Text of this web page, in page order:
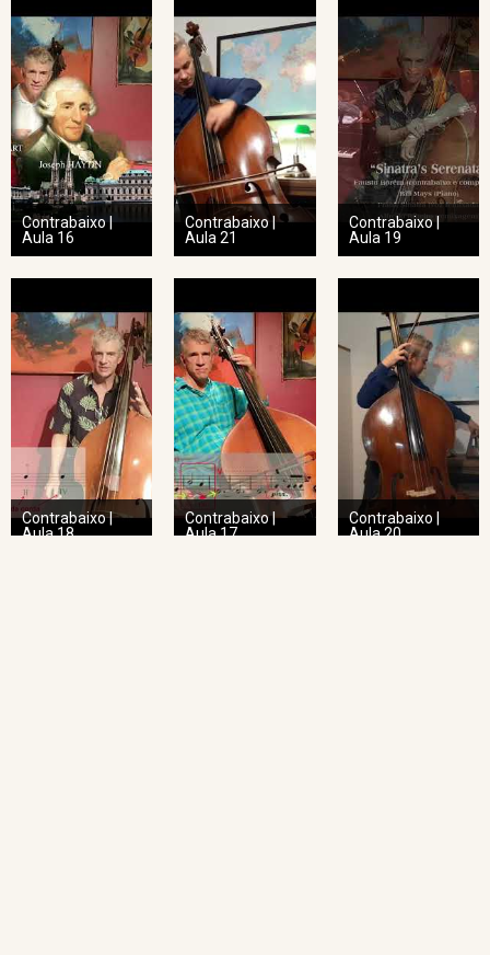
Contrabaixo |
Aula 16
Contrabaixo |
Aula 21
Contrabaixo |
Aula 19
Contrabaixo |
Aula 18
Contrabaixo |
Aula 17
Contrabaixo |
Aula 20